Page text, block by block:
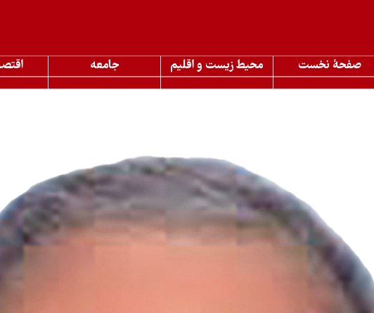
صفحۀ نخست محیط زیست و اقلیم جامعه